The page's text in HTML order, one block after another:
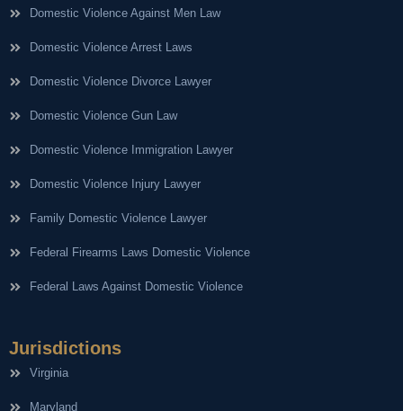
Domestic Violence Against Men Law
Domestic Violence Arrest Laws
Domestic Violence Divorce Lawyer
Domestic Violence Gun Law
Domestic Violence Immigration Lawyer
Domestic Violence Injury Lawyer
Family Domestic Violence Lawyer
Federal Firearms Laws Domestic Violence
Federal Laws Against Domestic Violence
Jurisdictions
Virginia
Maryland